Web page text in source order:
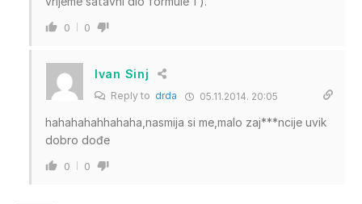
0 0
Ivan Sinj
Reply to drda 05.11.2014. 20:05
hahahahahhahaha,nasmija si me,malo zaj***ncije uvik
dobro dođe
0 0